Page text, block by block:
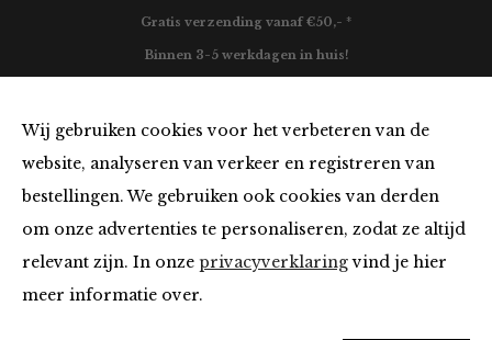
Wij gebruiken cookies voor het verbeteren van de
website, analyseren van verkeer en registreren van
bestellingen. We gebruiken ook cookies van derden
om onze advertenties te personaliseren, zodat ze altijd
relevant zijn. In onze privacyverklaringvind je hier
meer informatie over.
Gratis verzending vanaf €50,- *
Binnen 3-5 werkdagen in huis!
Jeans in het zwart